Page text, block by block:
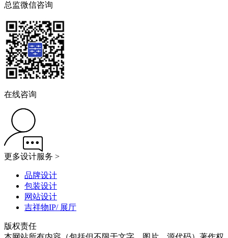
总监微信咨询
在线咨询
更多设计服务 >
品牌设计
包装设计
网站设计
吉祥物IP/ 展厅
版权责任